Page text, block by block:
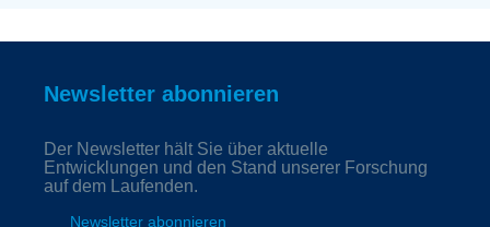
Newsletter abonnieren
Der Newsletter hält Sie über aktuelle
Entwicklungen und den Stand unserer Forschung
auf dem Laufenden.
Newsletter abonnieren